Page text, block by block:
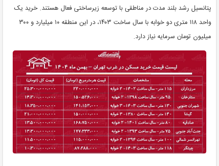
پتانسیل رشد بلند مدت در مناطقی با توسعه زیرساختی فعال هستند. خرید یک
واحد ۱۱۸ متری دو خوابه با سال ساخت ۱۴۰۳، در این منطقه ۱۰ میلیارد و ۳۰۰
میلیون تومان سرمایه نیاز دارد.